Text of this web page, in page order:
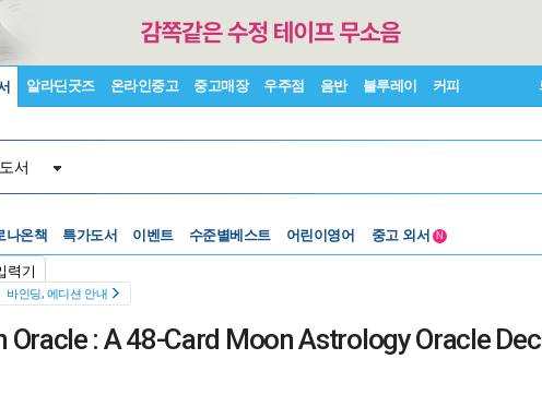
알라딘굿즈 온라인중고 중고매장 우주점 음반 블루레이 커피
서
력기
나온책 특가도서 이벤트
Lexile®
어린이영어
5백원부터
N
바인딩, 에디션 안내
: A 48-Card Moon Astrology Oracle